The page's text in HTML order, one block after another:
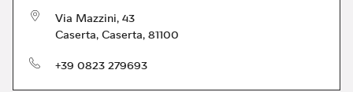
Via Mazzini, 43
Caserta, Caserta, 81100
Teléfono+39 0823 279693